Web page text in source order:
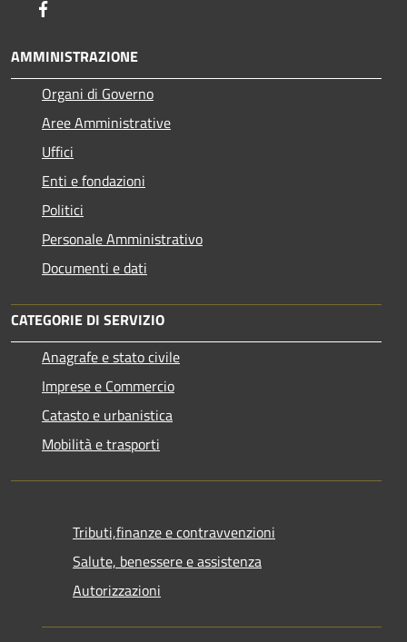
AMMINISTRAZIONE
Organi di Governo
Aree Amministrative
Uffici
Enti e fondazioni
Politici
Personale Amministrativo
Documenti e dati
CATEGORIE DI SERVIZIO
Anagrafe e stato civile
Imprese e Commercio
Catasto e urbanistica
Mobilità e trasporti
Tributi,finanze e contravvenzioni
Salute, benessere e assistenza
Autorizzazioni